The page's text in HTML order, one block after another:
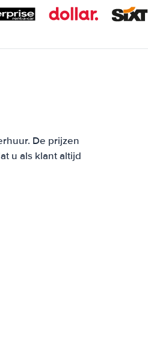
De prijzen
u als klant altijd